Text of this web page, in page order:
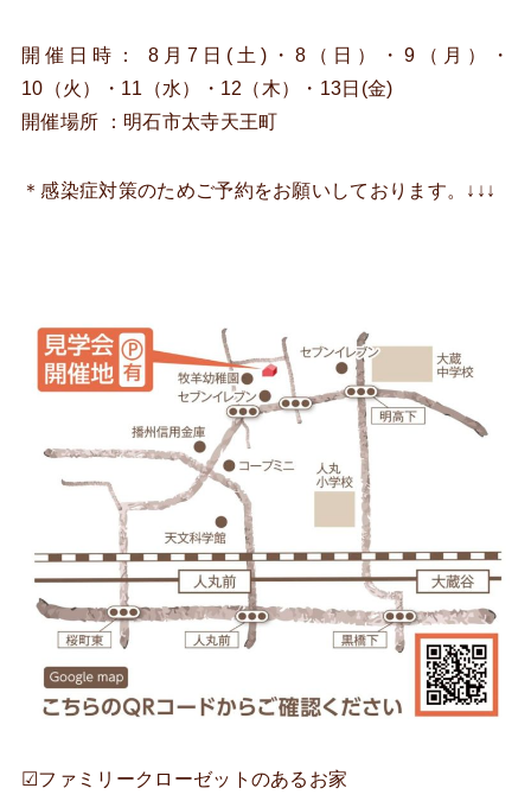
開催日時： 8月7日(土)・8（日）・9（月）・
10（火）・11（水）・12（木）・13日(金)
開催場所 ：明石市太寺天王町
＊感染症対策のためご予約をお願いしております。↓↓↓
☑ファミリークローゼットのあるお家